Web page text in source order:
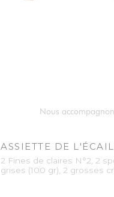
Nous
ASSIETTE DE
2 Fines de claires N°2, 2
grises (100 gr), 2 grosses